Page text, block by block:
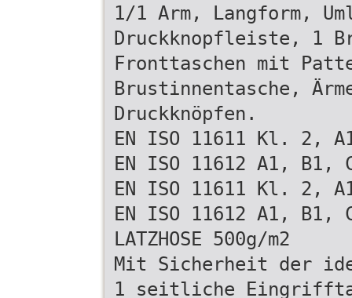
1/1 Arm, Langform,
Druckknopfleiste, 1
Fronttaschen mit
Brustinnentasche,
Druckknöpfen.
EN ISO 11611 Kl. 2,
EN ISO 11612 A1, B1,
EN ISO 11611 Kl. 2,
EN ISO 11612 A1, B1,
LATZHOSE 500g/m2
Mit Sicherheit der
1 seitliche